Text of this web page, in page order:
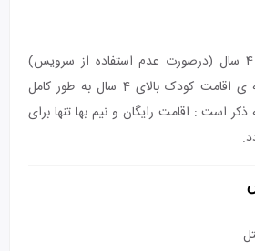
سن اقامت کودک زیر 4 سال (درصورت عدم استفاده از سرویس)
رایگان می باشد و هزینه ی اقامت کودک بالای 4 سال به طور کامل
است : اقامت رایگان و نیم بها تنها برای